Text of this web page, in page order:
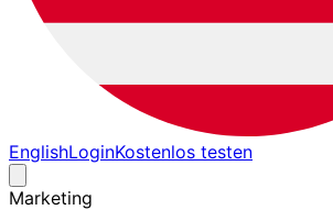
EnglishLoginKostenlos testen
Marketing